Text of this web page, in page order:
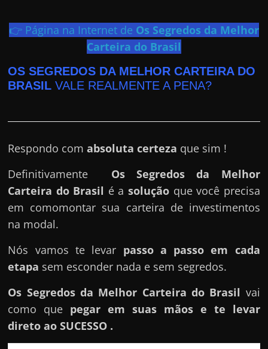
n
t
?
a
c
o
m
👉 Página na Internet de Os Segredos da Melhor
Carteira do Brasil
OS SEGREDOS DA MELHOR CARTEIRA DO
BRASILVALE REALMENTE A PENA?
Respondo comabsoluta certeza que sim !
Definitivamente Os Segredos da Melhor
Carteira do Brasil é asolução que você precisa
em comomontar sua carteira de investimentos
na modal.
Nós vamos te levar passo a passo em cada
etapa sem esconder nada e sem segredos.
Os Segredos da Melhor Carteira do Brasil vai
como que pegar em suas mãos e te levar
direto ao SUCESSO .